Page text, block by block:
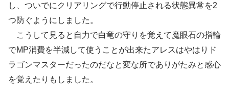
し、ついでにクリアリングで行動停止される状態異常を2
つ防ぐようにしました。
こうして見ると自力で白竜の守りを覚えて魔眼石の指輪
でMP消費を半減して使うことが出来たアレスはやはりド
ラゴンマスターだったのだなと変な所でありがたみと感心
を覚えたりもしました。